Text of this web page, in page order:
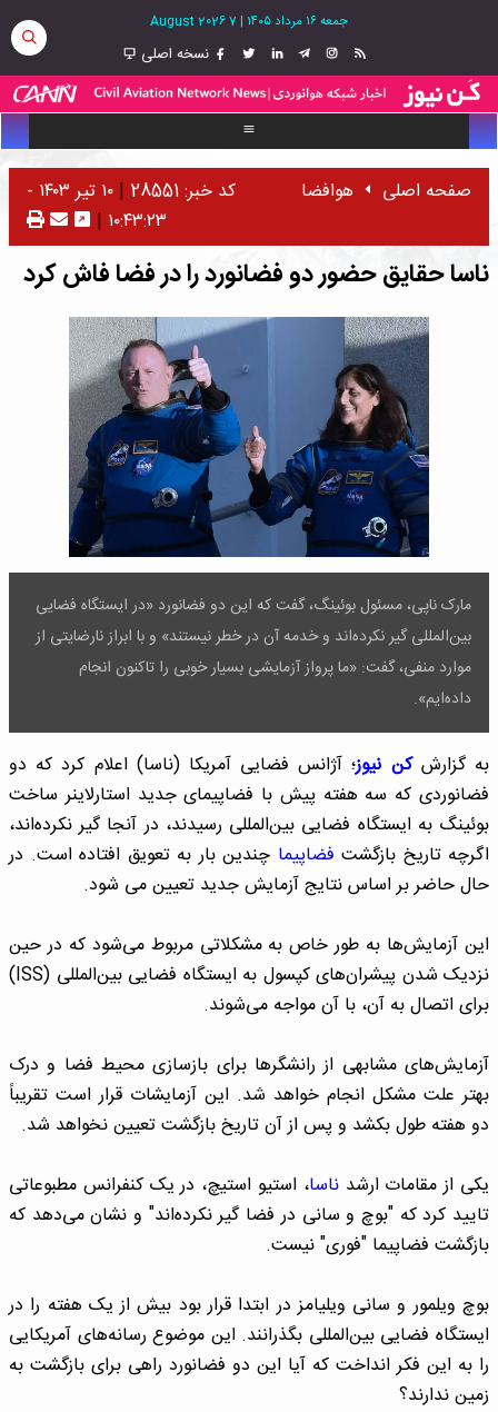
جمعه ۱۶ مرداد ۱۴۰۵ |
7 August 2026
نسخه اصلی
صفحه اصلی هوافضا کد خبر: 28551 |
۱۰ تیر ۱۴۰۳ -
۱۰:۴۳:۲۳ |
ناسا حقایق حضور دو فضانورد را در فضا فاش کرد
مارک ناپی، مسئول بوئینگ، گفت که این دو فضانورد «در ایستگاه فضایی
بین‌المللی گیر نکرده‌اند و خدمه آن در خطر نیستند» و با ابراز نارضایتی از
موارد منفی، گفت: «ما پرواز آزمایشی بسیار خوبی را تاکنون انجام
داده‌ایم».
به گزارشکن نیوز؛ آژانس فضایی آمریکا (ناسا) اعلام کرد که دو
فضانوردی که سه هفته پیش با فضاپیمای جدید استارلاینر ساخت
بوئینگ به ایستگاه فضایی بین‌المللی رسیدند، در آنجا گیر نکرده‌اند،
اگرچه تاریخ بازگشت فضاپیما چندین بار به تعویق افتاده است. در
حال حاضر بر اساس نتایج آزمایش جدید تعیین می شود.
این آزمایش‌ها به طور خاص به مشکلاتی مربوط می‌شود که در حین
نزدیک شدن پیشران‌های کپسول به ایستگاه فضایی بین‌المللی (ISS)
برای اتصال به آن، با آن مواجه می‌شوند.
آزمایش‌های مشابهی از رانشگرها برای بازسازی محیط فضا و درک
بهتر علت مشکل انجام خواهد شد. این آزمایشات قرار است تقریباً
دو هفته طول بکشد و پس از آن تاریخ بازگشت تعیین نخواهد شد.
یکی از مقامات ارشدناسا، استیو استیچ، در یک کنفرانس مطبوعاتی
تایید کرد که "بوچ و سانی در فضا گیر نکرده‌اند" و نشان می‌دهد که
بازگشت فضاپیما "فوری" نیست.
بوچ ویلمور و سانی ویلیامز در ابتدا قرار بود بیش از یک هفته را در
ایستگاه فضایی بین‌المللی بگذرانند. این موضوع رسانه‌های آمریکایی
را به این فکر انداخت که آیا این دو فضانورد راهی برای بازگشت به
زمین ندارند؟